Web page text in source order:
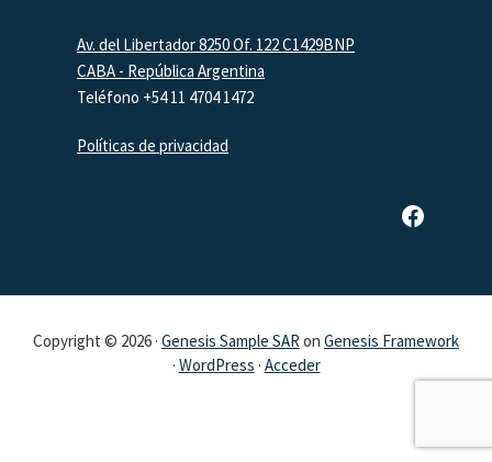
FooterAv. del Libertador 8250 Of. 122 C1429BNP
CABA - República Argentina
Teléfono +54 11 4704 1472
Políticas de privacidad
Página de Facebook de SAR
Copyright © 2026 · Genesis Sample SARon Genesis Framework
· WordPress · Acceder